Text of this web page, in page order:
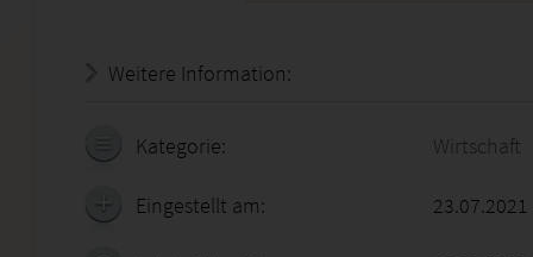
Weitere Information:
Kategorie: Wirtschaft
Eingestellt am: